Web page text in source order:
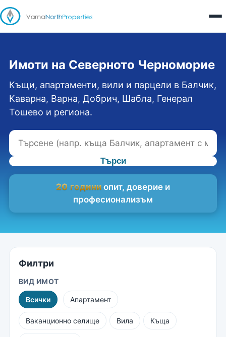
Имоти на Северното Черноморие
Къщи, апартаменти, вили и парцели в Балчик,
Каварна, Варна, Добрич, Шабла, Генерал
Тошево и региона.
Търси
20 години опит, доверие и
професионализъм
Филтри
ВИД ИМОТ
Всички Апартамент
Ваканционно селище Вила Къща